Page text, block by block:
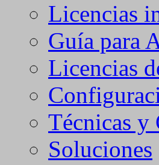
Licencias
Guía para
Licencias
Técnicas y
Soluciones